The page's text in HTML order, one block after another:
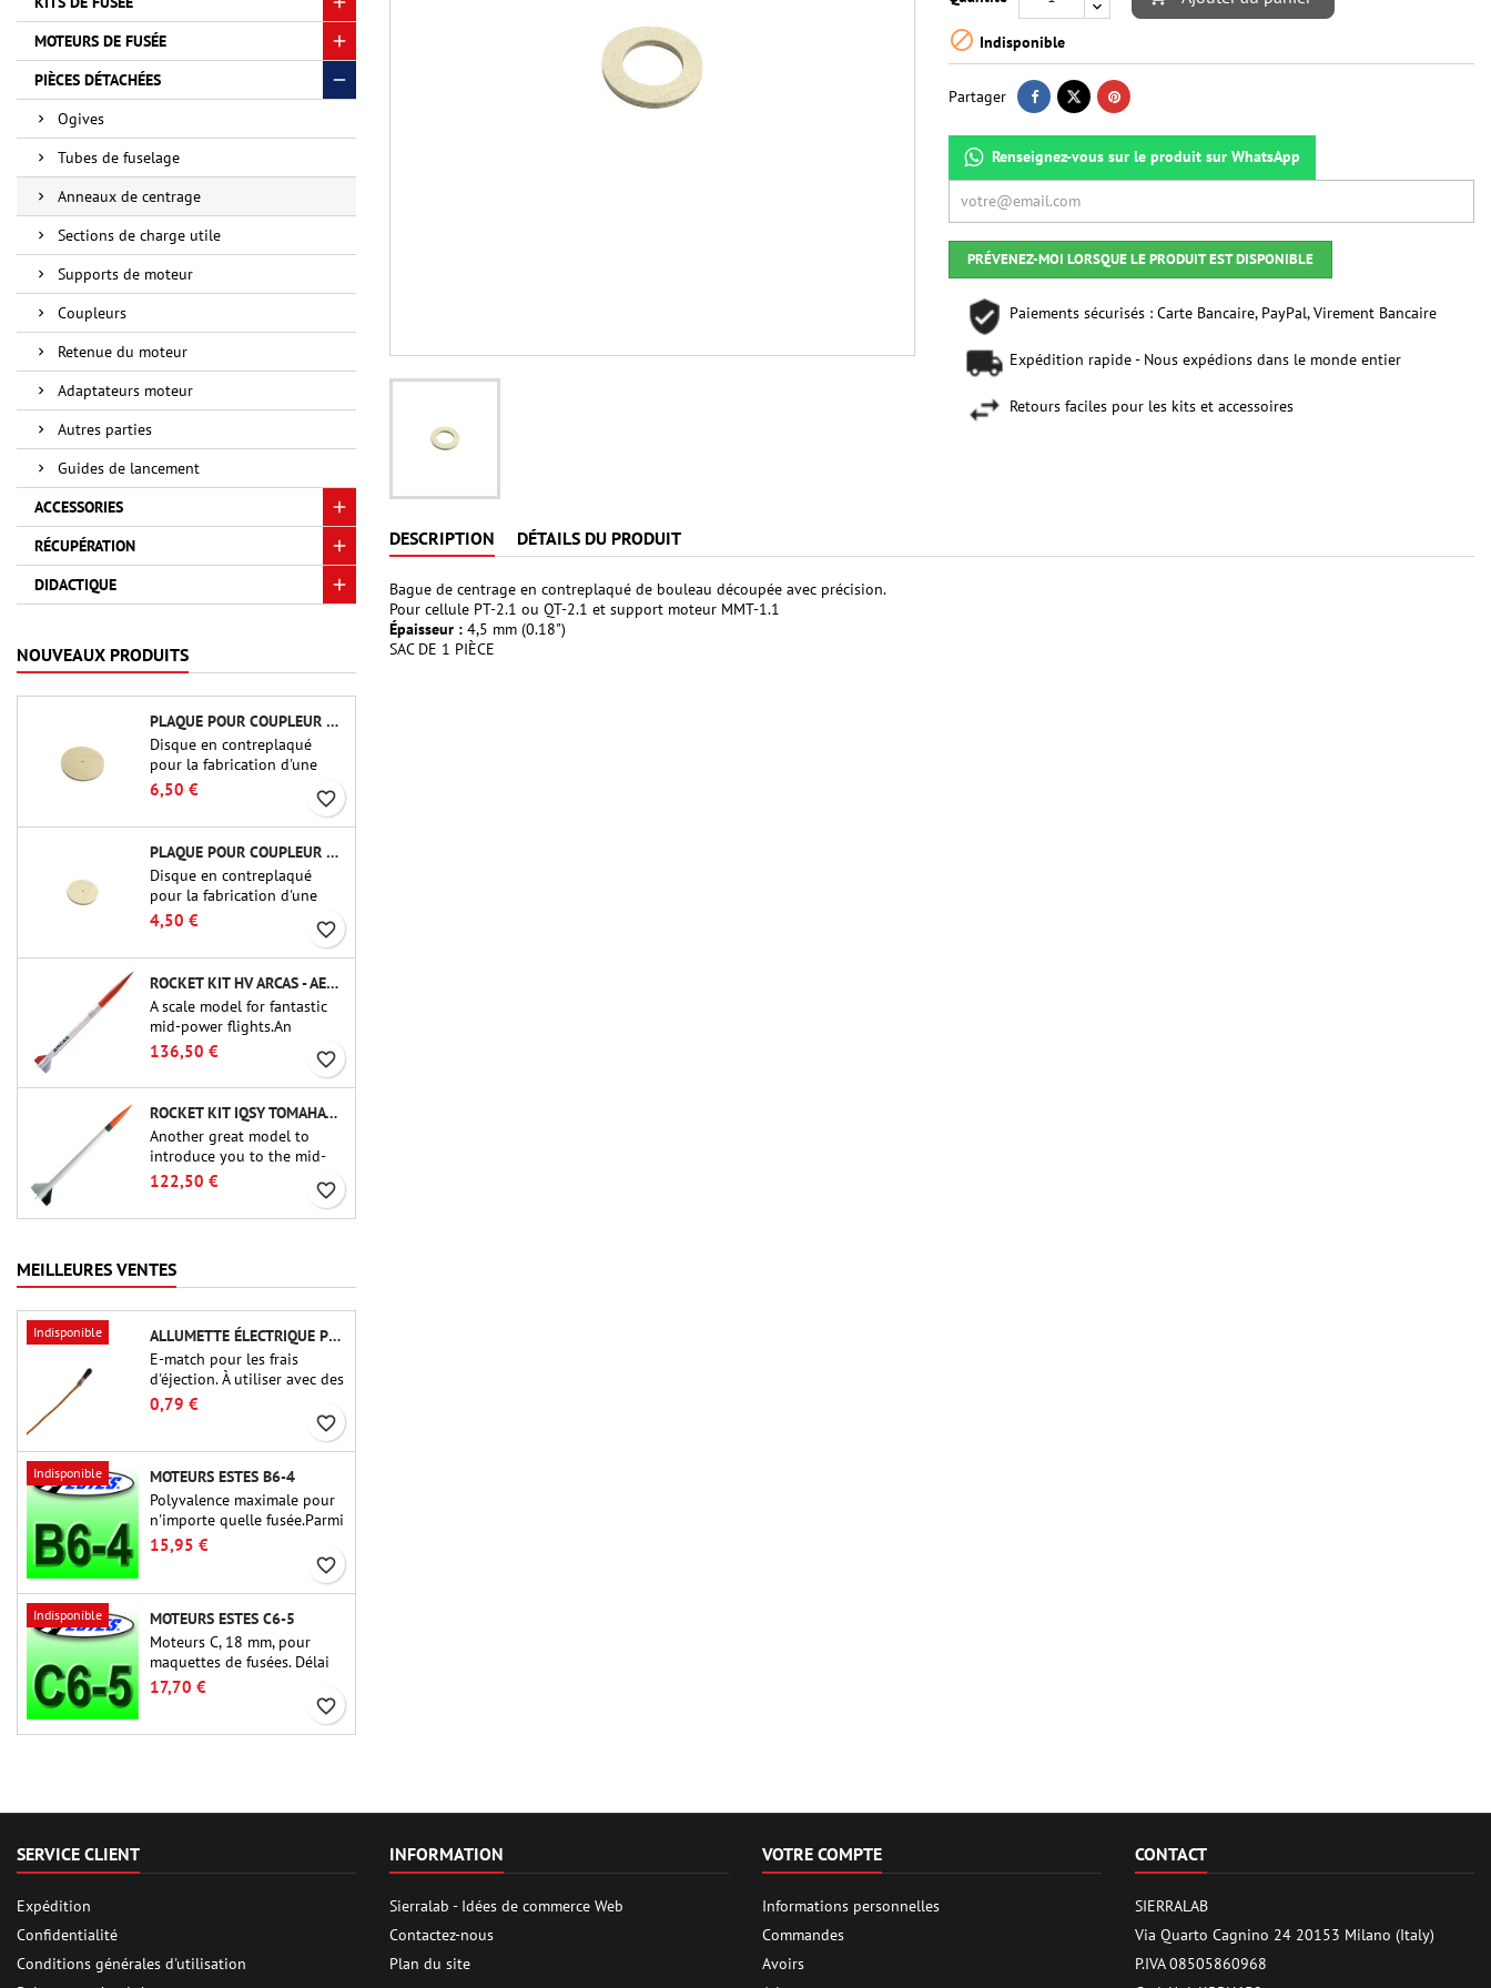
MOTEURS DE FUSÉE
PIÈCES DÉTACHÉES
Ogives
Tubes de fuselage
Anneaux de centrage
Sections de charge utile
Supports de moteur
Coupleurs
Retenue du moteur
Adaptateurs moteur
Autres parties
Guides de lancement
ACCESSORIES
RÉCUPÉRATION
DIDACTIQUE
NOUVEAUX PRODUITS
PLAQUE POUR COUPLEUR CBP-3.0 - PUBLIC MISSILES LTD.
Disque en contreplaqué
pour la fabrication d'une
cloison (cadre) pour raccords
tubulaires de 75 mm de
Public Missiles Ltd. (PT-
3.0/QT-3.0)
6,50 € favorite_border
PLAQUE POUR COUPLEUR CBP-2.1 - PUBLIC MISSILES LTD.
Disque en contreplaqué
pour la fabrication d'une
cloison (cadre) pour raccords
tubulaires de 54 mm de
Public Missiles Ltd. (PT-2.1
ou QT-2.1)
4,50 € favorite_border
ROCKET KIT HV ARCAS - AEROTECH
A scale model for fantastic
mid-power flights.An
uncompromising kit that
allows you to build a replica
of one of the most famous
sounding-rocket ever.
136,50 € favorite_border
ROCKET KIT IQSY TOMAHAWK - AEROTECH
Another great model to
introduce you to the mid-
power.A scale replica of a
small in size and peefect to
122,50 € favorite_border
MEILLEURES VENTES
Indisponible
ALLUMETTE ÉLECTRIQUE POUR CHARGE D'ÉJECTION
E-match pour les frais
d'éjection. À utiliser avec des
altimètres ou d'autres
appareils électroniques.
0,79 €
favorite_border
Indisponible
MOTEURS ESTES B6-4
Polyvalence maximale pour
n'importe quelle fusée.Parmi
les moteurs de fusée les plus
utilisés à ce jour, l'Estes B6-
4 est le moteur adapté à la
plus grande majorité des
fusées Estes et similaires.
15,95 €
favorite_border
Indisponible
MOTEURS ESTES C6-5
Moteurs C, 18 mm, pour
maquettes de fusées. Délai
de 5 secondes, pour les
fusées à un étage.
17,70 €
favorite_border
 Indisponible
Partager
Renseignez-vous sur le produit sur WhatsApp
PRÉVENEZ-MOI LORSQUE LE PRODUIT EST DISPONIBLE
Paiements sécurisés : Carte Bancaire, PayPal, Virement Bancaire
Expédition rapide - Nous expédions dans le monde entier
Retours faciles pour les kits et accessoires
DESCRIPTION DÉTAILS DU PRODUIT
Bague de centrage en contreplaqué de bouleau découpée avec précision.
Pour cellule PT-2.1 ou QT-2.1 et support moteur MMT-1.1
Épaisseur : 4,5 mm (0.18")
SAC DE 1 PIÈCE
SERVICE CLIENT
Expédition
Confidentialité
Conditions générales d'utilisation
INFORMATION
Sierralab - Idées de commerce Web
Contactez-nous
Plan du site
VOTRE COMPTE
Informations personnelles
Commandes
Avoirs
CONTACT
SIERRALAB
Via Quarto Cagnino 24 20153 Milano (Italy)
P.IVA 08505860968